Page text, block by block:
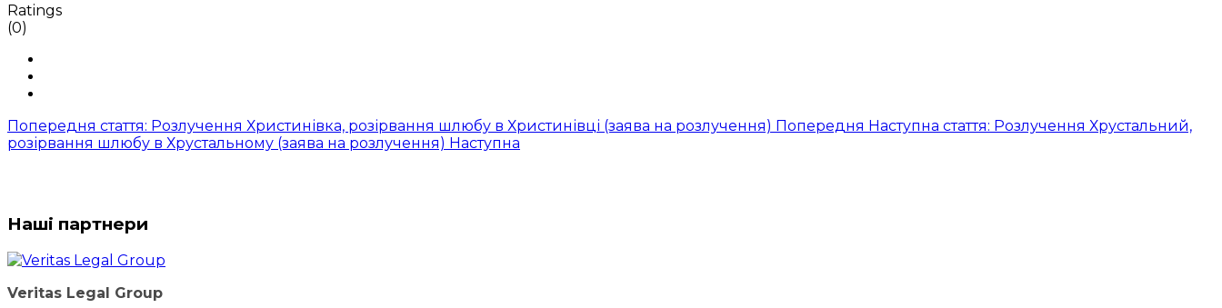
Ratings
(0)
Попередня стаття: Розлучення Христинівка, розірвання шлюбу в Христинівці (заява на розлучення) Попередня Наступна стаття: Розлучення Хрустальний,
розірвання шлюбу в Хрустальному (заява на розлучення) Наступна
Наші партнери
Veritas Legal Group